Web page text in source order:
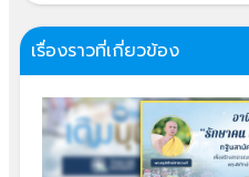
เรื่องราวที่เกี่ยวข้อง